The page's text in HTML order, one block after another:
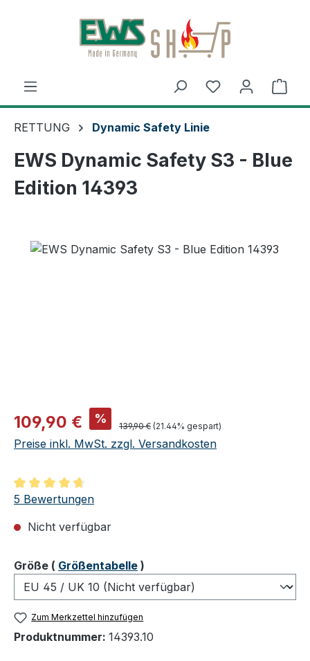
Zum Hauptinhalt springen
RETTUNG Dynamic Safety Linie
EWS Dynamic Safety S3 - Blue
Edition 14393
Verkaufspreis:
109,90 € % Regulärer Preis:
139,90 € (21.44% gespart)
Preise inkl. MwSt. zzgl. Versandkosten
Durchschnittliche Bewertung von 4.8 von 5 Sternen
5 Bewertungen
Nicht verfügbar
Größeauswählen
( Größentabelle )
Zum Merkzettel hinzufügen
Produktnummer: 14393.10